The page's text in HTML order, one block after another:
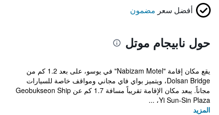
أفضل سعر مضمون
حول نابيجام موتل
يقع مكان إقامة "Nabizam Motel" في يوسو، على بعد 1.2 كم من
Dolsan Bridge، ويتميز بواي فاي مجاني ومواقف خاصة للسيارات
مجاناً. يبعد مكان الإقامة تقريباً مسافة 1.7 كم عن Geobukseon Ship
Yi Sun-Sin Plaza، ...
المزيد